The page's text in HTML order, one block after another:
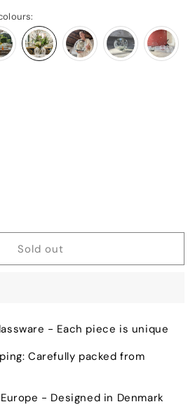
Sold out
- Each piece is unique
Carefully packed from
- Designed in Denmark